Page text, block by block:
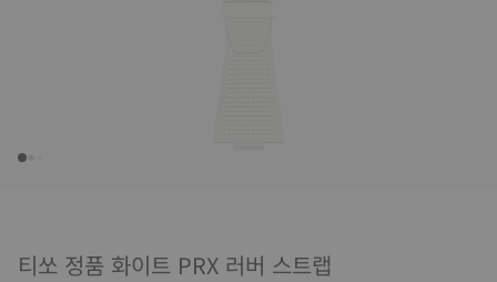
티쏘 정품 화이트 PRX 러버 스트랩